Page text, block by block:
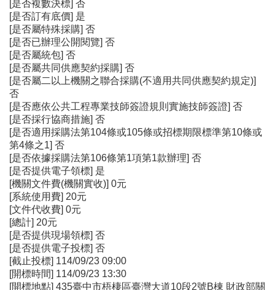
[是否複數決標] 否
[是否訂有底價] 是
[是否屬特殊採購] 否
[是否已辦理公開閱覽] 否
[是否屬統包] 否
[是否屬共同供應契約採購] 否
[是否屬二以上機關之聯合採購(不適用共同供應契約規定)]
否
[是否應依公共工程專業技師簽證規則實施技師簽證] 否
[是否採行協商措施] 否
[是否適用採購法第104條或105條或招標期限標準第10條或
第4條之1] 否
[是否依據採購法第106條第1項第1款辦理] 否
[是否提供電子領標] 是
[機關文件費(機關實收)] 0元
[系統使用費] 20元
[文件代收費] 0元
[總計] 20元
[是否提供現場領標] 否
[是否提供電子投標] 否
[截止投標] 114/09/23 09:00
[開標時間] 114/09/23 13:30
[開標地點] 435臺中市梧棲區臺灣大道10段2號B棟 財政部關